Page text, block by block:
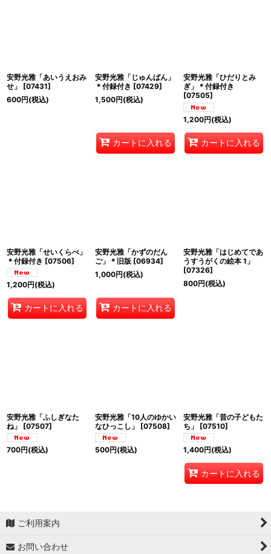
安野光雅「あいうえおみ
せ」
[07431]
600円(税込)
安野光雅「じゅんばん」
＊付録付き [07429]
1,500円(税込)
カートに入れる
安野光雅「ひだりとみ
ぎ」＊付録付き
[07505]
1,200円(税込)
カートに入れる
安野光雅「せいくらべ」
＊付録付き [07506]
1,200円(税込)
カートに入れる
安野光雅「かずのだん
ご」＊旧版 [06934]
1,000円(税込)
カートに入れる
安野光雅「はじめてであ
うすうがくの絵本 1」
[07326]
800円(税込)
安野光雅「ふしぎなた
ね」
[07507]
700円(税込)
安野光雅「10人のゆかい
なひっこし」
[07508]
500円(税込)
安野光雅「昔の子どもた
ち」
[07510]
1,400円(税込)
カートに入れる
ご利用案内
お問い合わせ